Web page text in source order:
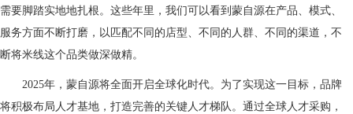
需要脚踏实地地扎根。这些年里，我们可以看到蒙自源在产品、模式、
服务方面不断打磨，以匹配不同的店型、不同的人群、不同的渠道，不
断将米线这个品类做深做精。
2025年，蒙自源将全面开启全球化时代。为了实现这一目标，品牌
将积极布局人才基地，打造完善的关键人才梯队。通过全球人才采购，